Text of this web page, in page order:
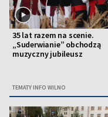
35 lat razem na scenie.
„Suderwianie” obchodzą
muzyczny jubileusz
TEMATY INFO WILNO